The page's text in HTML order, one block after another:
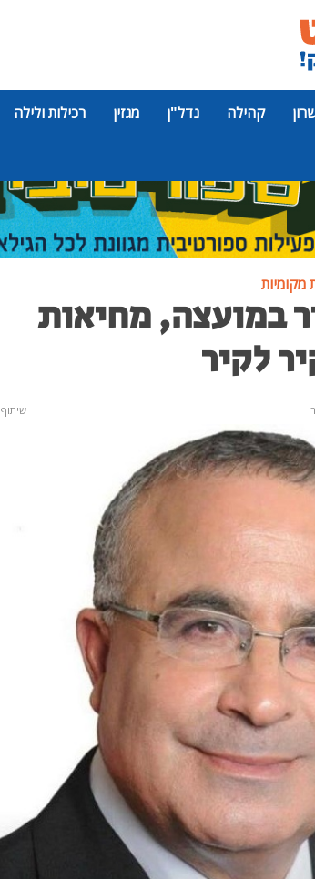
קהילה נדל"ן מגזין רכילות ולילה
מקומיות
במועצה, מחיאות
לקיר
שיתוף